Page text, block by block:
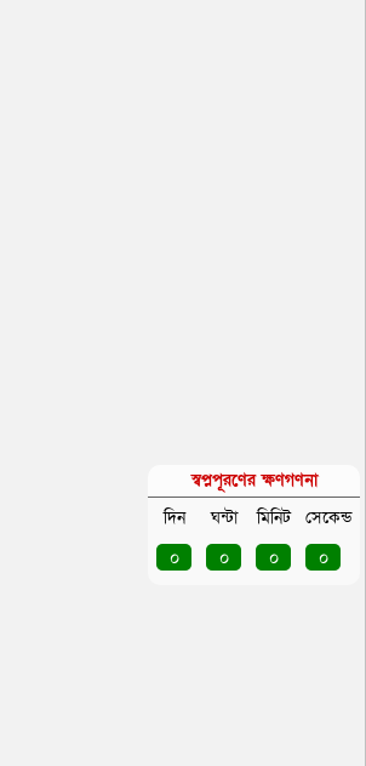
স্বপ্নপূরণের ক্ষণগণনা
দিন
ঘন্টা মিনিট
সেকেন্ড
০
০ ০ ০